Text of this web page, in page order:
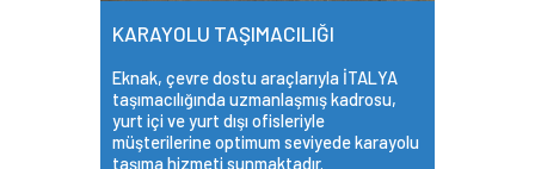
KARAYOLU TAŞIMACILIĞI
Eknak, çevre dostu araçlarıyla İTALYA
taşımacılığında uzmanlaşmış kadrosu,
yurt içi ve yurt dışı ofisleriyle
müşterilerine optimum seviyede karayolu
taşıma hizmeti sunmaktadır.